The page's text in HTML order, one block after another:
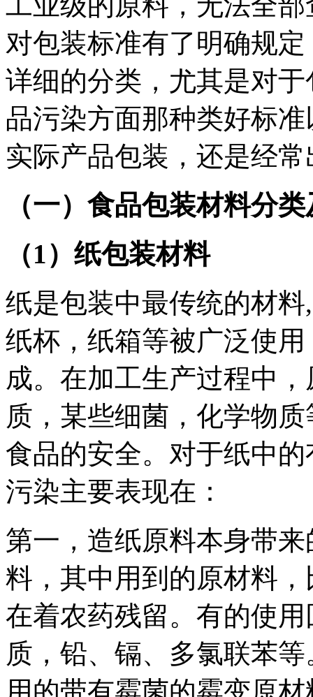
对包装标准有了明确规
详细的分类，尤其是对
品污染方面那种类好标
实际产品包装，还是经
（一）食品包装材料分
（1）纸包装材料
纸是包装中最传统的材
纸杯，纸箱等被广泛使
成。在加工生产过程中
质，某些细菌，化学物
食品的安全。对于纸中
污染主要表现在：
第一，造纸原料本身带
料，其中用到的原材料
在着农药残留。有的使
质，铅、镉、多氯联苯
用的带有霉菌的霉变原材